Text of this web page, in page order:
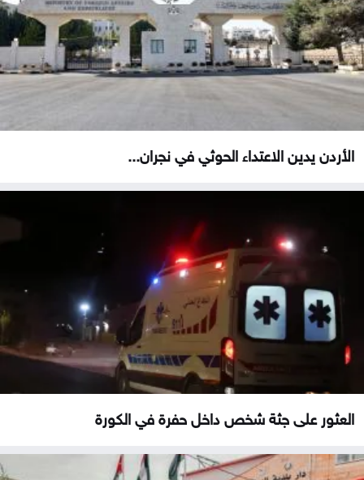
الأردن يدين الاعتداء الحوثي في نجران...
العثور على جثة شخص داخل حفرة في الكورة